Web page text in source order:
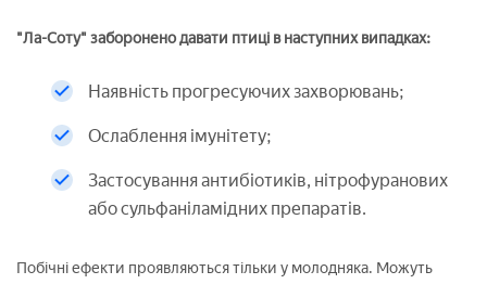
"Ла-Соту" заборонено давати птиці в наступних випадках:
Наявність прогресуючих захворювань;
Ослаблення імунітету;
Застосування антибіотиків, нітрофуранових
або сульфаніламідних препаратів.
Побічні ефекти проявляються тільки у молодняка. Можуть